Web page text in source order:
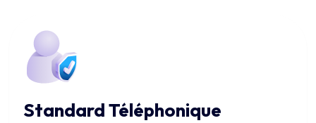
Standard Téléphonique